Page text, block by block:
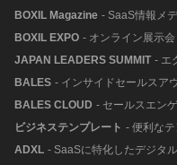
BOXIL Magazine - SaaS情報メ
BOXIL EXPO - オンライン展示会
JAPAN LEADERS SUMMIT - エ
BALES - インサイドセールスア
BALES CLOUD - セールスエン
ビジネステンプレート - 便利な
ADXL - SaaSに特化したデジタ